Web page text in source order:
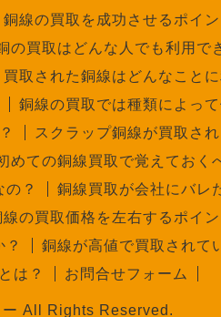
銅線の買取を成功させるポイン
の買取はどんな人でも利用で
買取された銅線はどんなこと
銅線の買取では種類によっ
スクラップ銅線が買取さ
めての銅線買取で覚えておく
？
銅線買取が会社にバレ
線の買取価格を左右するポイン
銅線が高値で買取されて
は？
お問合せフォーム
All Rights Reserved.